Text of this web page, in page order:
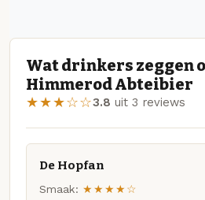
Wat drinkers zeggen
Himmerod Abteibier
★★★☆☆3.8 uit 3 reviews
De Hopfan
Smaak: ★★★★☆